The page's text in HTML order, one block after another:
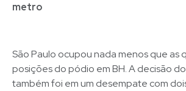
metro
São Paulo ocupou nada menos que as
posições do pódio em BH. A decisão
também foi em um desempate com